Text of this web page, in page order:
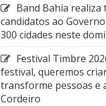
Band Bahia
candidatos ao
300 cidades neste
Festival Timbre
festival, queremos
transforme pessoas e
Cordeiro